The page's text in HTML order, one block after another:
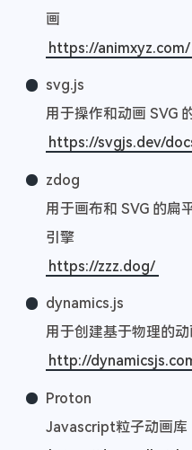
画
https://animxyz.com/
svg.js
用于操作和动画 SVG
https://svgjs.dev/
zdog
用于画布和 SVG 的扁
引擎
https://zzz.dog/
dynamics.js
用于创建基于物理的
http://
Proton
Javascript粒子动画库